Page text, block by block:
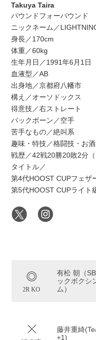
Takuya Taira
パウンドフォーパウンド
ニックネーム／
身長／170cm
体重／60kg
生年月日／1991年6月1日
血液型／AB
出身地／京都府八幡市
構え／オーソドックス
得意技／右ストレート
バックボーン／空手
苦手なもの／絶叫系
趣味・特技／格闘技・お
戦歴／42戦20勝20敗2分（
タイトル／
第4代HOOST CUPフェザ
第5代HOOST CUPライト
2R KO
有松 朝（
ックボクシ
ム）
藤井重綺
+1)